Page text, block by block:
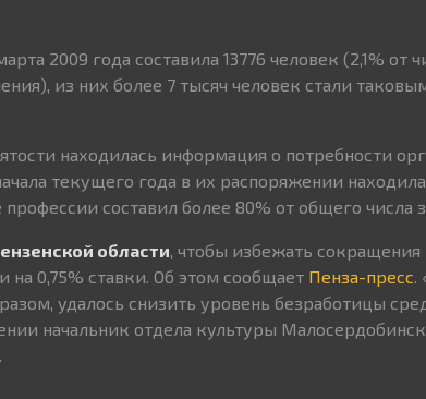
2009 года составила 13776 человек (2,1% от
из них более 7 тысяч человек стали
находилась информация о потребности
текущего года в их распоряжении
профессии составил более 80% от общего числа
области, чтобы избежать сокращения
на 0,75% ставки. Об этом сообщает Пенза-пресс.
удалось снизить уровень безработицы
начальник отдела культуры